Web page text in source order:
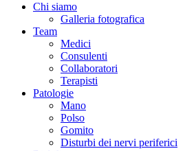
Chi siamo
Galleria fotografica
Team
Medici
Consulenti
Collaboratori
Terapisti
Patologie
Mano
Polso
Gomito
Disturbi dei nervi periferici